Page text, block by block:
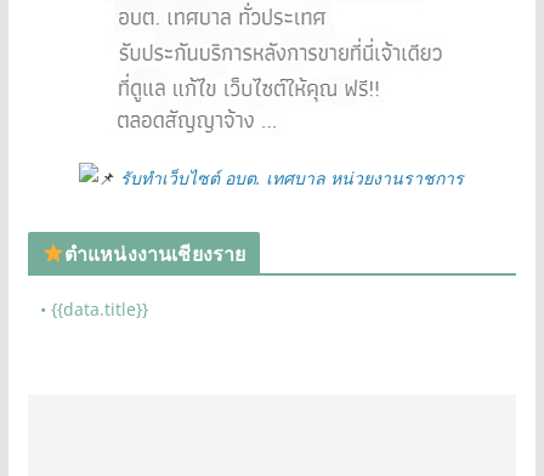
รับทำเว็บไซต์ อบต. เทศบาล หน่วยงานราชการ
ตำแหน่งงานเชียงราย
• {{data.title}}